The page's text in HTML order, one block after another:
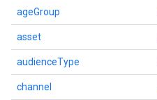
ageGroup
asset
audienceType
channel